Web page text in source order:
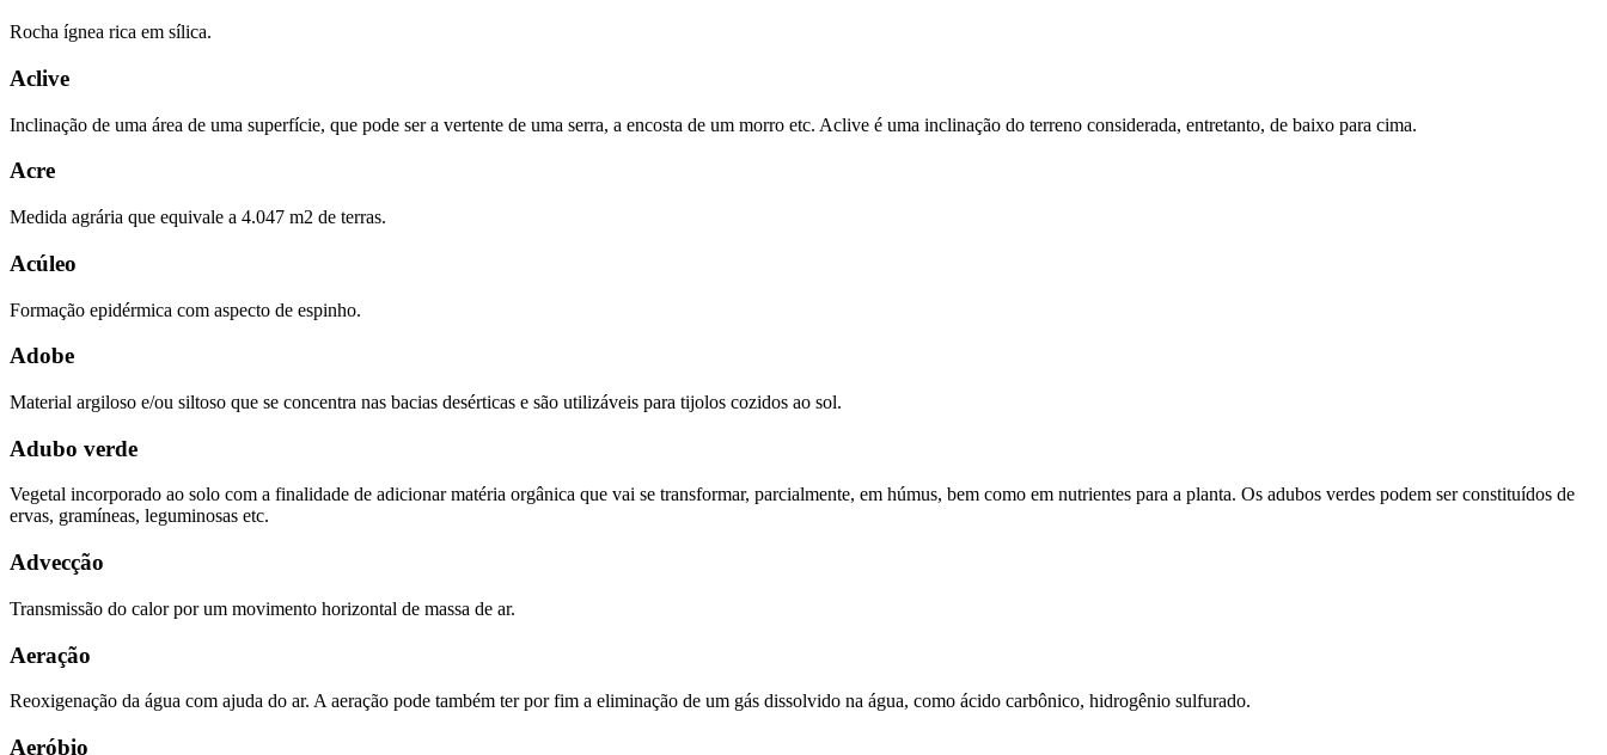
Rocha ígnea rica em sílica.
Aclive
Inclinação de uma área de uma superfície, que pode ser a vertente de uma serra, a encosta de um morro etc. Aclive é uma inclinação do terreno considerada, entretanto, de baixo para cima.
Acre
Medida agrária que equivale a 4.047 m2 de terras.
Acúleo
Formação epidérmica com aspecto de espinho.
Adobe
Material argiloso e/ou siltoso que se concentra nas bacias desérticas e são utilizáveis para tijolos cozidos ao sol.
Adubo verde
Vegetal incorporado ao solo com a finalidade de adicionar matéria orgânica que vai se transformar, parcialmente, em húmus, bem como em nutrientes para a planta. Os adubos verdes podem ser constituídos de
ervas, gramíneas, leguminosas etc.
Advecção
Transmissão do calor por um movimento horizontal de massa de ar.
Aeração
Reoxigenação da água com ajuda do ar. A aeração pode também ter por fim a eliminação de um gás dissolvido na água, como ácido carbônico, hidrogênio sulfurado.
Aeróbio